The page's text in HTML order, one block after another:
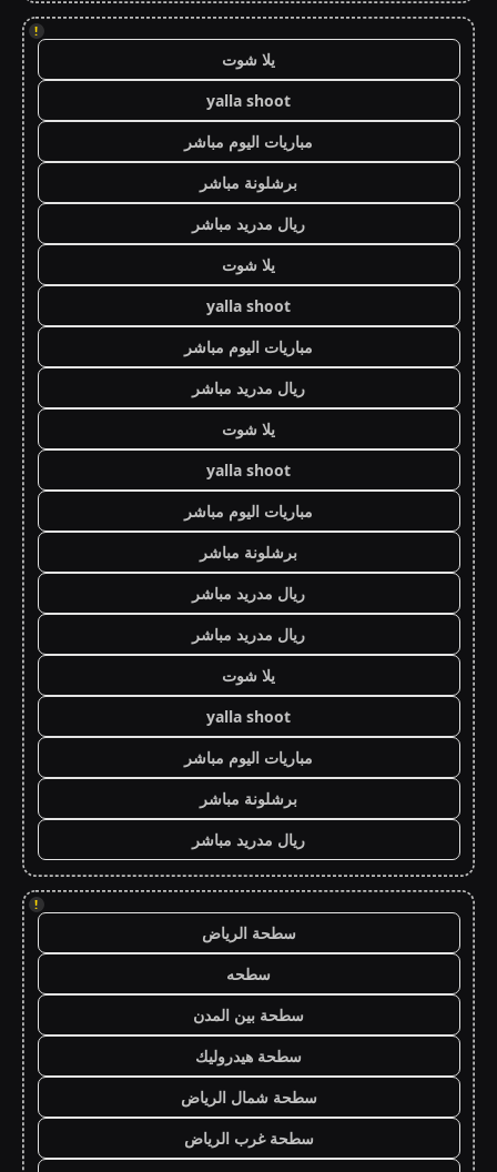
!
يلا شوت
yalla shoot
مباريات اليوم مباشر
برشلونة مباشر
ريال مدريد مباشر
يلا شوت
yalla shoot
مباريات اليوم مباشر
ريال مدريد مباشر
يلا شوت
yalla shoot
مباريات اليوم مباشر
برشلونة مباشر
ريال مدريد مباشر
ريال مدريد مباشر
يلا شوت
yalla shoot
مباريات اليوم مباشر
برشلونة مباشر
ريال مدريد مباشر
!
سطحة الرياض
سطحه
سطحة بين المدن
سطحة هيدروليك
سطحة شمال الرياض
سطحة غرب الرياض